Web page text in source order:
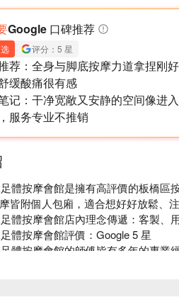
Google 口碑推荐
评分：5 星
荐： 全身与脚底按摩力道拿捏刚
缓酸痛很有感
记： 干净宽敞又安静的空间像进
服务专业不推销
體按摩會館是擁有高評價的板橋區
皆附個人包廂，適合想好好放鬆、注
體按摩會館店內理念傳遞：客製、
體按摩會館評價：Google 5 星
體按摩會館的師傅皆有多年的專業